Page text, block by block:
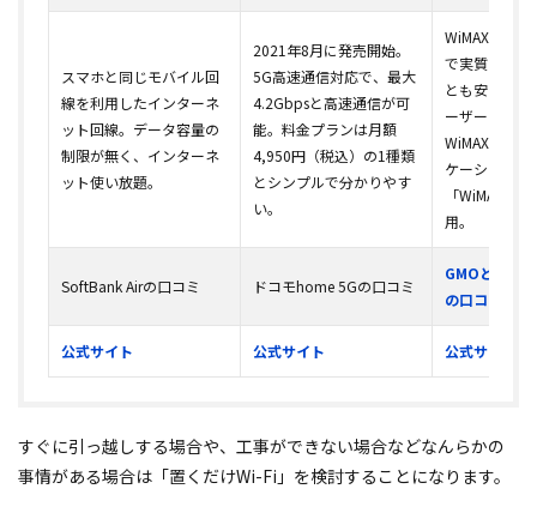
スマホと同じモバイル回
線を利用したインターネ
ット回線。データ容量の
制限が無く、インターネ
ット使い放題。
2021年8月に発売開始。
5G高速通信対応で、最大
4.2Gbpsと高速通信が可
能。料金プランは月額
4,950円（税込）の1種類
とシンプルで分かりやす
い。
WiMAXプロ
で実質の月額
とも安い。価
ーザーにおす
WiMAXの本
ケーションズ
「WiMAX2+
用。
SoftBank Airの口コミ ドコモhome 5Gの口コミ
GMOとくと
の口コミ
公式サイト 公式サイト 公式サイト
すぐに引っ越しする場合や、工事ができない場合などなんらかの
事情がある場合は「置くだけWi-Fi」を検討することになります。